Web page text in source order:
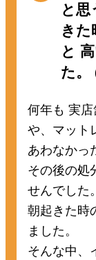
と
き
と
た。
何年も 実
や、マット
あわなかっ
その後の処
せんでした。
朝起きた時
ました。
そんな中、